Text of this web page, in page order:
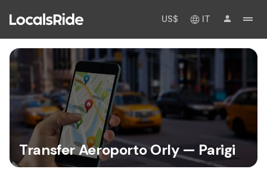
US$ IT
Transfer Aeroporto Orly — Parigi